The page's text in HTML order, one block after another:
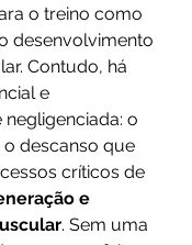
o treino como
desenvolvimento
Contudo, há
e
o
o descanso que
críticos de
e
. Sem uma